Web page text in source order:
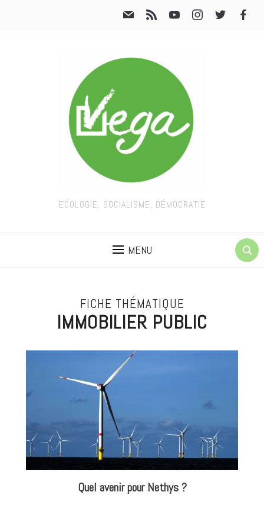
ECOLOGIE, SOCIALISME, DÉMOCRATIE
MENU
FICHE THÉMATIQUE
IMMOBILIER PUBLIC
Quel avenir pour Nethys ?